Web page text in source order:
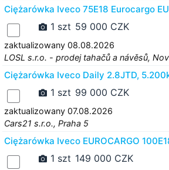
Ciężarówka Iveco 75E18 Eurocargo
1 szt 59 000 CZK
zaktualizowany 08.08.2026
LOSL s.r.o. - prodej tahačů a návěsů,
Ciężarówka Iveco Daily 2.8JTD,
1 szt 99 000 CZK
zaktualizowany 07.08.2026
Cars21 s.r.o., Praha 5
Ciężarówka Iveco EUROCARGO
1 szt 149 000 CZK